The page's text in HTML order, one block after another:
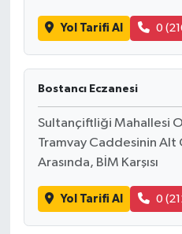
Yol Tarifi Al 0
Bostancı Eczanesi
Sultançiftliği Mahallesi
Tramvay Caddesinin
Arasında, BİM Karşısı
Yol Tarifi Al 0